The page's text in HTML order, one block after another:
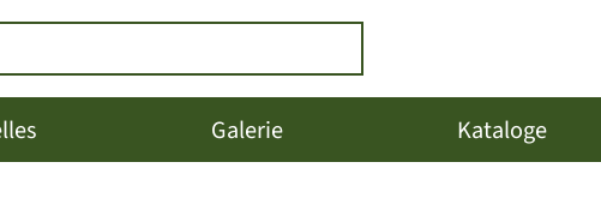
Galerie Kataloge